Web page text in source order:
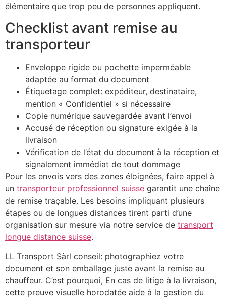
élémentaire que trop peu de personnes appliquent.
Checklist avant remise au
transporteur
Enveloppe rigide ou pochette imperméable
adaptée au format du document
Étiquetage complet: expéditeur, destinataire,
mention « Confidentiel » si nécessaire
Copie numérique sauvegardée avant l’envoi
Accusé de réception ou signature exigée à la
livraison
Vérification de l’état du document à la réception et
signalement immédiat de tout dommage
Pour les envois vers des zones éloignées, faire appel à
un transporteur professionnel suisse garantit une chaîne
de remise traçable. Les besoins impliquant plusieurs
étapes ou de longues distances tirent parti d’une
organisation sur mesure via notre service de transport
longue distance suisse.
LL Transport Sàrl conseil: photographiez votre
document et son emballage juste avant la remise au
chauffeur. C’est pourquoi, En cas de litige à la livraison,
cette preuve visuelle horodatée aide à la gestion du